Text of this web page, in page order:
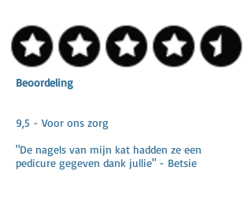
Beoordeling
9,5 - Voor ons zorg
"De nagels van mijn kat hadden ze een
pedicure gegeven dank jullie" - Betsie